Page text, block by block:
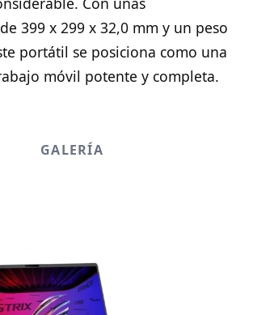
399 x 299 x 32,0 mm y un peso
portátil se posiciona como una
móvil potente y completa.
GALERÍA